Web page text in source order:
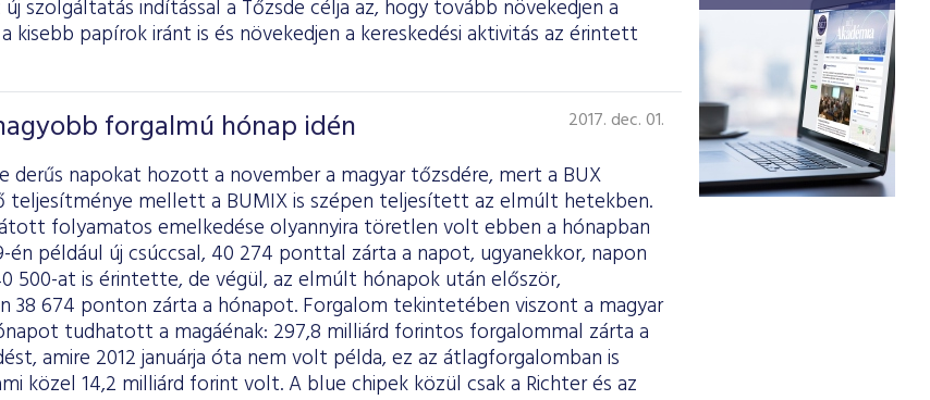
szolgáltatás indítással a Tőzsde célja az, hogy tovább növekedjen a
kisebb papírok iránt is és növekedjen a kereskedési aktivitás az érintett
forgalmú hónap idén 2017. dec. 01.
derűs napokat hozott a november a magyar tőzsdére, mert a BUX
teljesítménye mellett a BUMIX is szépen teljesített az elmúlt hetekben.
folyamatos emelkedése olyannyira töretlen volt ebben a hónapban
én például új csúccsal, 40 274 ponttal zárta a napot, ugyanekkor, napon
500-at is érintette, de végül, az elmúlt hónapok után először,
38 674 ponton zárta a hónapot. Forgalom tekintetében viszont a magyar
tudhatott a magáénak: 297,8 milliárd forintos forgalommal zárta a
amire 2012 januárja óta nem volt példa, ez az átlagforgalomban is
közel 14,2 milliárd forint volt. A blue chipek közül csak a Richter és az